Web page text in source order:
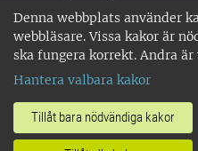
Denna webbplats använder
webbläsare. Vissa kakor är
ska fungera korrekt. Andra är
Hantera valbara kakor
Tillåt bara nödvändiga kakor
verksamhet över hela
Alnarp, Uppsala och
miljöcertifierat enligt
018-67 10 00 • Org nr:
Om SLU:s webbplatser
•Hantera kakor•